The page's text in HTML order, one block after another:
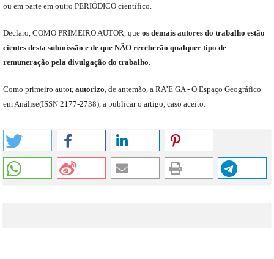
ou em parte em outro PERIÓDICOcientífico.
Declaro COMO PRIMEIRO AUTOR que os demais autores do trabalho estão
cientes desta submissão e de que NÃOreceberão qualquer tipo de
remuneração pela divulgação do trabalho
Como primeiro autor, autorizo de antemão, a RA’E GA - O Espaço Geográfico
em Análise(ISSN 2177-2738), a publicar o artigo, caso aceito.